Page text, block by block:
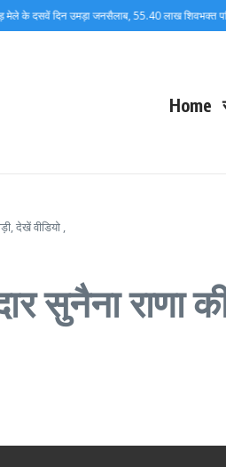
दसवें दिन उमड़ा जनसैलाब, 55.40 लाख शिवभक्त पवित्र
Home
देखें वीडियो ,
सुनैना राणा